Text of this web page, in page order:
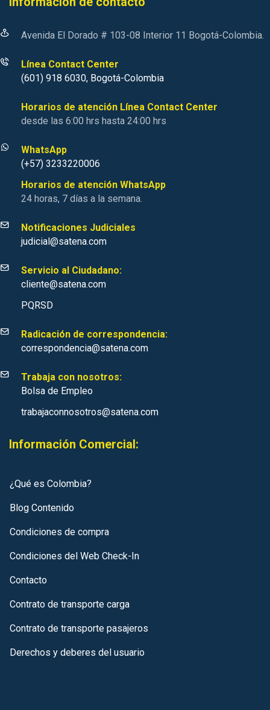
Avenida El Dorado # 103-08 Interior 11 Bogotá-Colombia.
Línea Contact Center
(601) 918 6030, Bogotá-Colombia
Horarios de atención Línea Contact Center
desde las 6:00 hrs hasta 24:00 hrs
WhatsApp
(+57) 3233220006
Horarios de atención WhatsApp
24 horas, 7 días a la semana.
Notificaciones Judiciales
judicial@satena.com
Servicio al Ciudadano:
cliente@satena.com
PQRSD
Radicación de correspondencia:
correspondencia@satena.com
Trabaja con nosotros:
Bolsa de Empleo
trabajaconnosotros@satena.com
Información Comercial:
¿Qué es Colombia?
Blog Contenido
Condiciones de compra
Condiciones del Web Check-In
Contacto
Contrato de transporte carga
Contrato de transporte pasajeros
Derechos y deberes del usuario